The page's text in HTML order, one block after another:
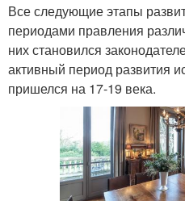
Все следующие этапы
периодами правления
них становился
активный период развития
пришелся на 17-19 века.